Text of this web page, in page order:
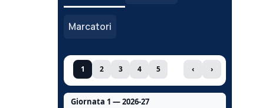
Marcatori
1 2 3 4 5 ‹ ›
Giornata 1 — 2026-27